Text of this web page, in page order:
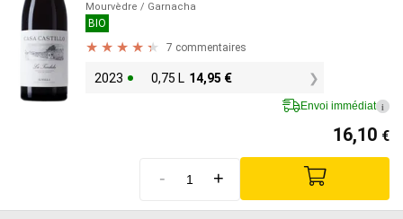
Mourvèdre / Garnacha
BIO
7 commentaires
2023 0,75 L 14,95 €
Envoi immédiat i
16,10 €
- +